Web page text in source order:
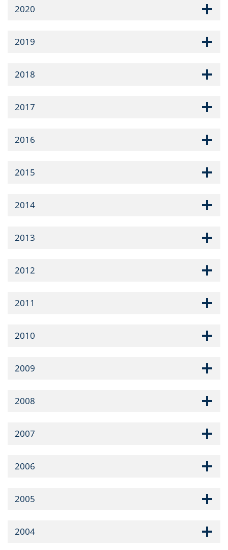
2020
2019
2018
2017
2016
2015
2014
2013
2012
2011
2010
2009
2008
2007
2006
2005
2004